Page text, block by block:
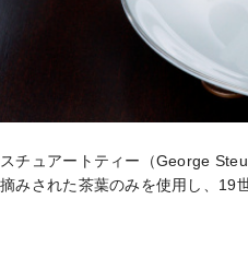
チュアートティー（George
みされた茶葉のみを使用し、19